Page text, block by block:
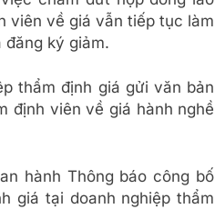
viên về giá vẫn tiếp tục làm
ký giảm.
thẩm định giá gửi văn bản
định viên về giá hành nghề
hành Thông báo công bố
giá tại doanh nghiệp thẩm